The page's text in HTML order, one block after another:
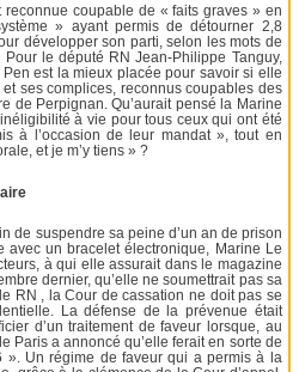
reconnue coupable de « faits graves » en
» ayant permis de détourner 2,8
développer son parti, selon les mots de
le député RN Jean-Philippe Tanguy,
est la mieux placée pour savoir si elle
ses complices, reconnus coupables des
de Perpignan. Qu’aurait pensé la Marine
à vie pour tous ceux qui ont été
à l’occasion de leur mandat », tout en
et je m’y tiens » ?
de suspendre sa peine d’un an de prison
avec un bracelet électronique, Marine Le
à qui elle assurait dans le magazine
dernier, qu’elle ne soumettrait pas sa
RN , la Cour de cassation ne doit pas se
La défense de la prévenue était
d’un traitement de faveur lorsque, au
Paris a annoncé qu’elle ferait en sorte de
». Un régime de faveur qui a permis à la